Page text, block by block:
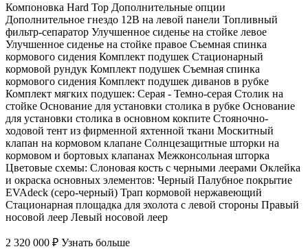
Компоновка Hard Top Дополнительные опции
Дополнительное гнездо 12В на левой панели Топливный
фильтр-сепаратор Улучшенное сиденье на стойке левое
Улучшенное сиденье на стойке правое Съемная спинка
кормового сидения Комплект подушек Стационарный
кормовой рундук Комплект подушек Съемная спинка
кормового сидения Комплект подушек диванов в рубке
Комплект мягких подушек: Серая - Темно-серая Столик на
стойке Основание для установки столика в рубке Основание
для установки столика в основном кокпите Стояночно-
ходовой тент из фирменной яхтенной ткани Москитный
клапан на кормовом клапане Солнцезащитные шторки на
кормовом и бортовых клапанах Межконсольная шторка
Цветовые схемы: Слоновая кость с черными леерами Оклейка
и окраска основных элементов: Черный Палубное покрытие
EVAdeck (серо-черный) Трап кормовой нержавеющий
Стационарная площадка для эхолота с левой стороны Правый
носовой леер Левый носовой леер
2 320 000 ₽ Узнать больше